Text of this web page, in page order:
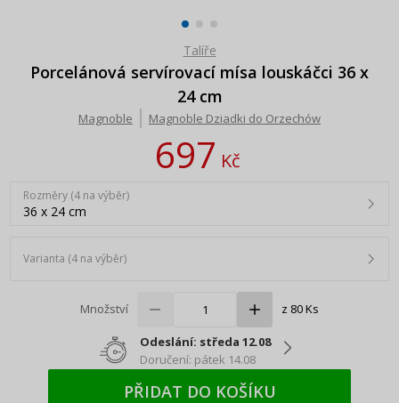
Talíře
Porcelánová servírovací mísa louskáčci 36 x
24 cm
Magnoble Magnoble Dziadki do Orzechów
697Kč
Rozměry (4 na výběr)
36 x 24 cm
Varianta (4 na výběr)
Množství z 80 Ks
Odeslání: středa 12.08
Doručení: pátek 14.08
PŘIDAT DO KOŠÍKU